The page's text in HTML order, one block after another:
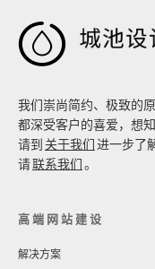

我们崇尚简约、极致的
都深受客户的喜爱，想
请到 关于我们进一步了
请联系我们。
高端网站建设
解决方案